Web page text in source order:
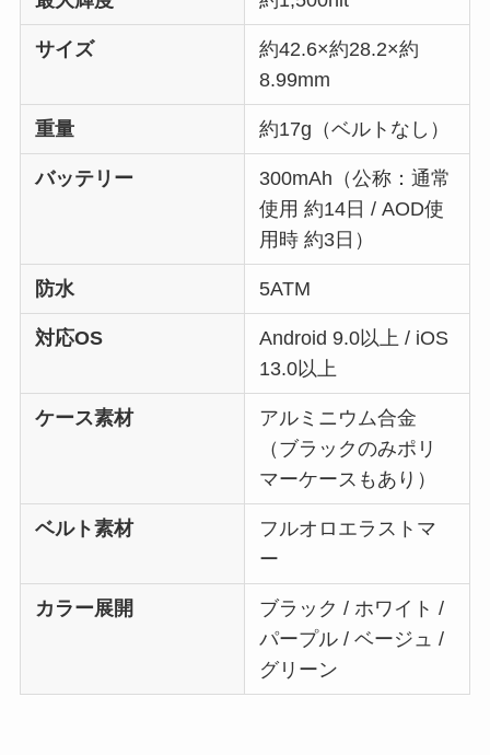
サイズ
約42.6×約28.2×約
8.99mm
重量 約17g（ベルトなし）
バッテリー
300mAh（公称：通常
使用 約14日 / AOD使
用時 約3日）
防水 5ATM
対応OS
Android 9.0以上 / iOS
13.0以上
ケース素材
アルミニウム合金
（ブラックのみポリ
マーケースもあり）
ベルト素材
フルオロエラストマ
ー
カラー展開
ブラック / ホワイト /
パープル / ベージュ /
グリーン